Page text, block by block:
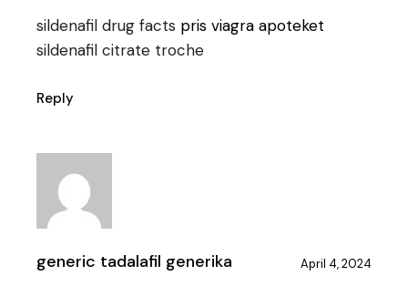
sildenafil drug facts pris viagra apoteket
sildenafil citrate troche
Reply
generic tadalafil generika April 4, 2024